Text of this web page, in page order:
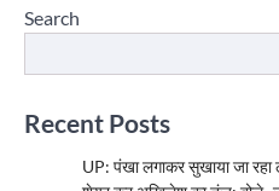
Search
Recent Posts
UP: पंखा लगाकर सुखाया जा